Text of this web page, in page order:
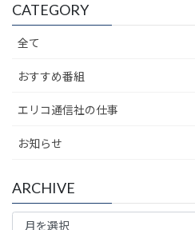
CATEGORY
全て
おすすめ番組
エリコ通信社の仕事
お知らせ
ARCHIVE
ARCHIVE